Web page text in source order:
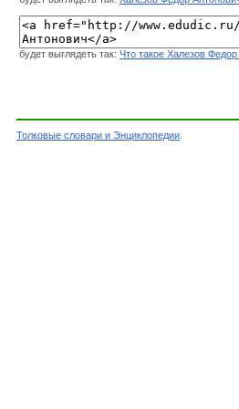
будет выглядеть так: Что такое Халезов
Толковые словари и Энциклопедии